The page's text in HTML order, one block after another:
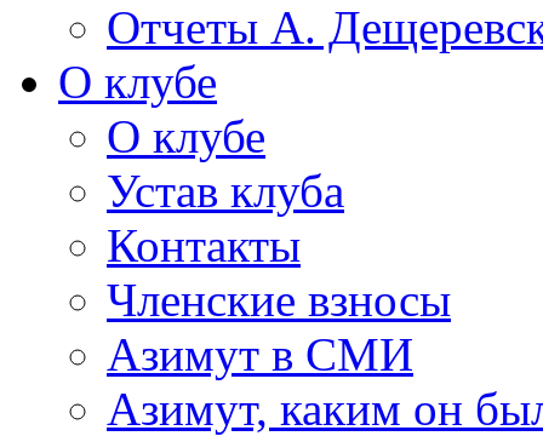
Отчеты А.
О клубе
О клубе
Устав клуба
Контакты
Членские взносы
Азимут в СМИ
Азимут, каким он